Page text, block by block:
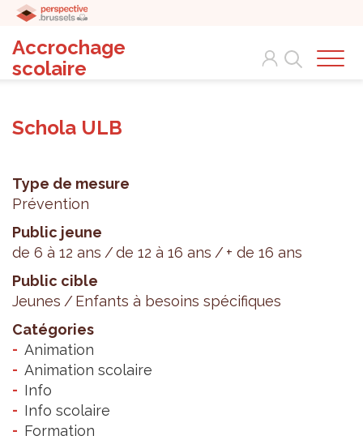
Accrochage
scolaire
Search
Schola ULB
Type de mesure
Prévention
Public jeune
de 6 à 12 ans
de 12 à 16 ans
+ de 16 ans
Public cible
Jeunes
Enfants à besoins spécifiques
Catégories
Animation
Animation scolaire
Info
Info scolaire
Formation